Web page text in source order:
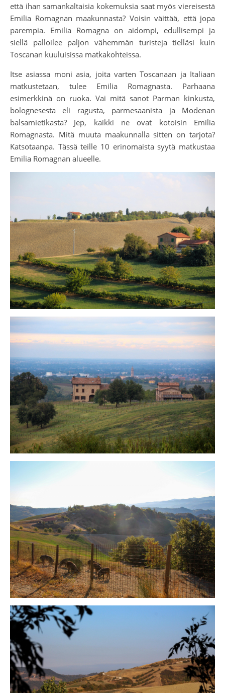
että ihan samankaltaisia kokemuksia saat myös viereisestä
Emilia Romagnan maakunnasta? Voisin väittää, että jopa
parempia. Emilia Romagna on aidompi, edullisempi ja
siellä palloilee paljon vähemmän turisteja tielläsi kuin
Toscanan kuuluisissa matkakohteissa.
Itse asiassa moni asia, joita varten Toscanaan ja Italiaan
matkustetaan, tulee Emilia Romagnasta. Parhaana
esimerkkinä on ruoka. Vai mitä sanot Parman kinkusta,
bolognesesta eli ragusta, parmesaanista ja Modenan
balsamietikasta? Jep, kaikki ne ovat kotoisin Emilia
Romagnasta. Mitä muuta maakunnalla sitten on tarjota?
Katsotaanpa. Tässä teille 10 erinomaista syytä matkustaa
Emilia Romagnan alueelle.